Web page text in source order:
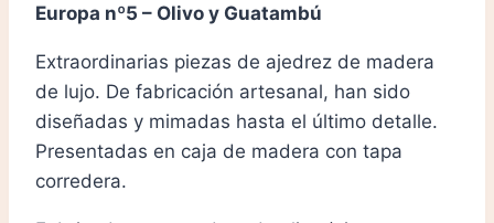
Europa nº5 – Olivo y Guatambú
Extraordinarias piezas de ajedrez de madera
de lujo. De fabricación artesanal, han sido
diseñadas y mimadas hasta el último detalle.
Presentadas en caja de madera con tapa
corredera.